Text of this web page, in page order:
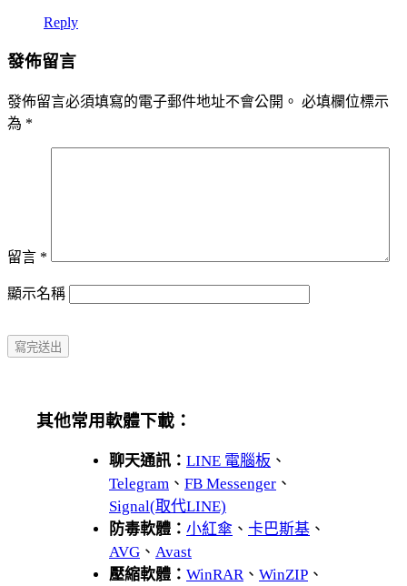
Reply
發佈留言
發佈留言必須填寫的電子郵件地址不會公開。 必填欄位標示
為 *
留言 *
顯示名稱
其他常用軟體下載：
聊天通訊： LINE 電腦板 、
Telegram 、 FB Messenger 、
Signal(取代LINE)
防毒軟體： 小紅傘 、 卡巴斯基 、
AVG 、 Avast
壓縮軟體： WinRAR、 WinZIP 、